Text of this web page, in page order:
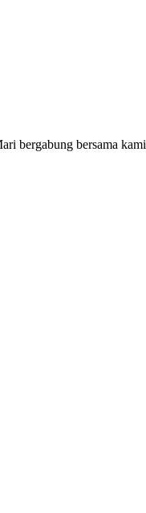
bergabung bersama kami